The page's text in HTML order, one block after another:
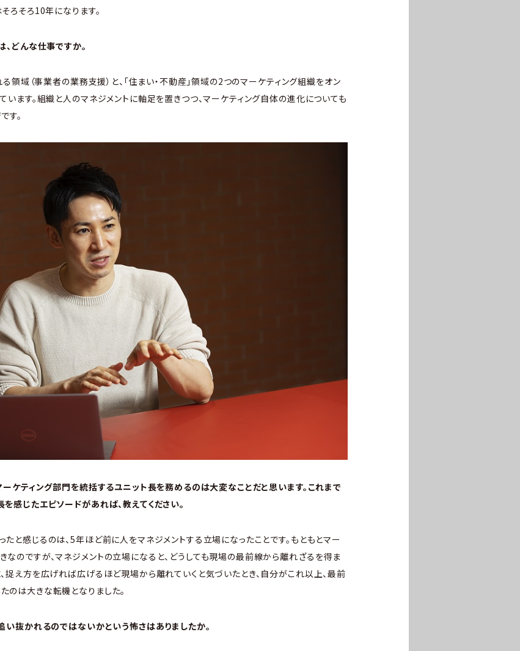
ろそろ10年になります。
、どんな仕事ですか。
領域（事業者の業務支援）と、「住まい・不動産」領域の2つのマーケティング組織をオン
います。組織と人のマネジメントに軸足を置きつつ、マーケティング自体の進化についても
す。
ーケティング部門を統括するユニット長を務めるのは大変なことだと思います。これまで
感じたエピソードがあれば、教えてください。
と感じるのは、5年ほど前に人をマネジメントする立場になったことです。もともとマー
なのですが、マネジメントの立場になると、どうしても現場の最前線から離れざるを得ま
捉え方を広げれば広げるほど現場から離れていくと気づいたとき、自分がこれ以上、最前
のは大きな転機となりました。
い抜かれるのではないかという怖さはありましたか。